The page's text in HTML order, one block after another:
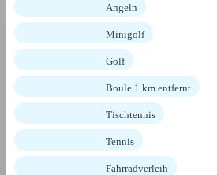
Angeln
Minigolf
Golf
Boule 1 km entfernt
Tischtennis
Tennis
Fahrradverleih